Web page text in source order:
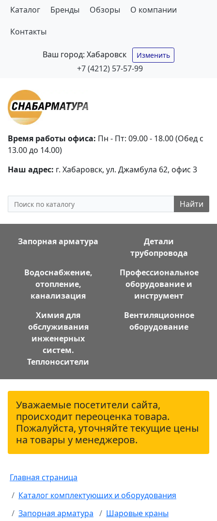
Каталог Бренды Обзоры О компании
Контакты
Ваш город: Хабаровск Изменить
+7 (4212) 57-57-99
Время работы офиса: Пн - Пт: 09.00 - 18.00 (Обед с
13.00 до 14.00)
Наш адрес: г. Хабаровск, ул. Джамбула 62, офис 3
Найти
Запорная арматура
Детали
трубопровода
Водоснабжение,
отопление,
канализация
Профессиональное
оборудование и
инструмент
Химия для
обслуживания
инженерных
систем.
Теплоносители
Вентиляционное
оборудование
Уважаемые посетители сайта,
происходит переоценка товара.
Пожалуйста, уточняйте текущие цены
на товары у менеджеров.
Главная страница
Каталог комплектующих и оборудования
Запорная арматура
Шаровые краны